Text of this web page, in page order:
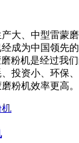
大、中型雷蒙
成为中国领先
粉机是经过我
投资小、环保
粉机效率更高。